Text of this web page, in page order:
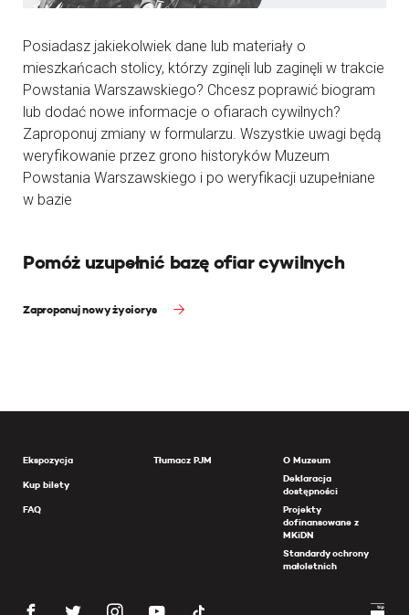
Posiadasz jakiekolwiek dane lub materiały o
mieszkańcach stolicy, którzy zginęli lub zaginęli w trakcie
Powstania Warszawskiego? Chcesz poprawić biogram
lub dodać nowe informacje o ofiarach cywilnych?
Zaproponuj zmiany w formularzu. Wszystkie uwagi będą
weryfikowanie przez grono historyków Muzeum
Powstania Warszawskiego i po weryfikacji uzupełniane
w bazie
Pomóż uzupełnić bazę ofiar cywilnych
Zaproponuj nowy życiorys
Ekspozycja
Kup bilety
FAQ
Tłumacz PJM
O Muzeum
Deklaracja
dostępności
Projekty
dofinansowane z
MKiDN
Standardy ochrony
małoletnich